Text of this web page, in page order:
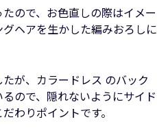
ので、お色直しの際はイメー
ヘアを生かした編みおろしに
が、カラードレス のバック
ので、隠れないようにサイド
わりポイントです。